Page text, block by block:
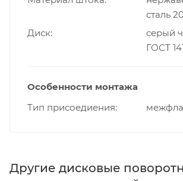
сталь
Диск
серый
ГОСТ
Особенности монтажа
Тип присоедиения
Другие дисковые